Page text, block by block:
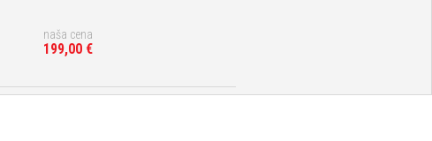
naša cena
199,00 €